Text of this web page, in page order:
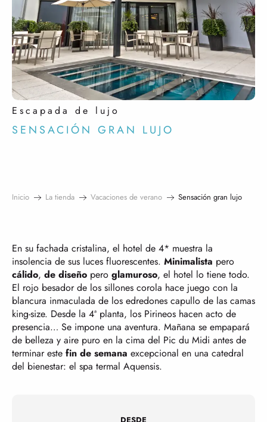
Escapada de lujo
SENSACIÓN GRAN LUJO
Inicio La tienda Vacaciones de verano Sensación gran lujo
En su fachada cristalina, el hotel de 4* muestra la
insolencia de sus luces fluorescentes. Minimalista pero
cálido, de diseño pero glamuroso, el hotel lo tiene todo.
El rojo besador de los sillones corola hace juego con la
blancura inmaculada de los edredones capullo de las camas
king-size. Desde la 4ª planta, los Pirineos hacen acto de
presencia… Se impone una aventura. Mañana se empapará
de belleza y aire puro en la cima del Pic du Midi antes de
terminar este fin de semana excepcional en una catedral
del bienestar: el spa termal Aquensis.